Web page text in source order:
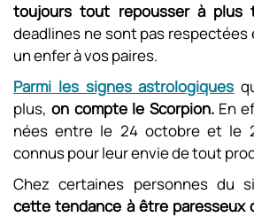
toujours tout repousser à plus
deadlines ne sont pas
un enfer à vos paires.
Parmi les signes astrologiques
plus, on compte le Scorpion. En
nées entre le 24 octobre et le
connus pour leur envie de tout
Chez certaines personnes du
cette tendance à être paresseux